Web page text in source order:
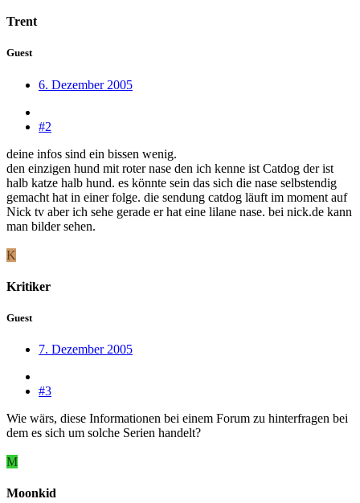
Trent
Guest
6. Dezember 2005
#2
deine infos sind ein bissen wenig.
den einzigen hund mit roter nase den ich kenne ist Catdog der ist
halb katze halb hund. es könnte sein das sich die nase selbstendig
gemacht hat in einer folge. die sendung catdog läuft im moment auf
Nick tv aber ich sehe gerade er hat eine lilane nase. bei nick.de kann
man bilder sehen.
K
Kritiker
Guest
7. Dezember 2005
#3
Wie wärs, diese Informationen bei einem Forum zu hinterfragen bei
dem es sich um solche Serien handelt?
M
Moonkid